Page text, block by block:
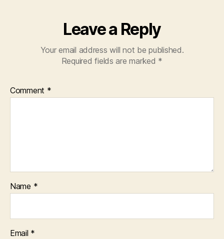
Leave a Reply
Your email address will not be published.
Required fields are marked *
Comment *
Name *
Email *